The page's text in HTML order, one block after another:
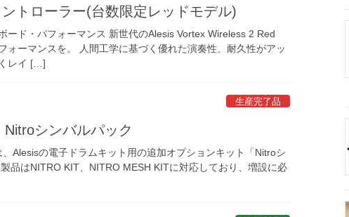
トローラー(台数限定レッドモデル)
ード・パフォーマンス 新世代のAlesis Vortex Wireless 2 Red
ォーマンスを。 人間工学に基づく優れた演奏性、耐久性がアッ
レイ […]
生産完了品
シンバルパック
Alesisの電子ドラムキット用の追加オプションキット「Nitroシ
品はNITRO KIT、NITRO MESH KITに対応しており、増設に必